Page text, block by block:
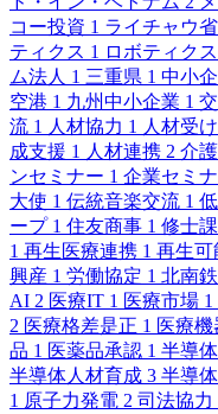
コー投資 1 ライチャウ省
ティクス 1 ロボティクス
ム法人 1 三重県 1 中小
空港 1 九州中小企業 1
流 1 人材協力 1 人材受
成支援 1 人材連携 2 介
ンセミナー 1 企業セミ
大使 1 伝統音楽交流 1
ープ 1 住友商事 1 修士
1 再生医療連携 1 再生可
興産 1 労働協定 1 北南
AI 2 医療IT 1 医療市場 1
2 医療格差是正 1 医療
品 1 医薬品承認 1 半導
半導体人材育成 3 半導
1 原子力発電 2 司法協力